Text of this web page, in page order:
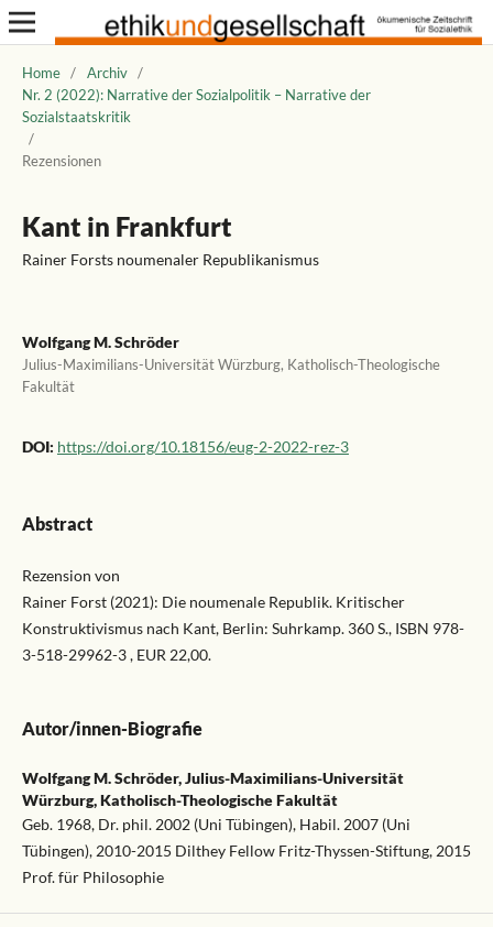
Home / Archiv /
Nr. 2 (2022): Narrative der Sozialpolitik – Narrative der
Sozialstaatskritik
/
Rezensionen
Kant in Frankfurt
Rainer Forsts noumenaler Republikanismus
Wolfgang M. Schröder
Julius-Maximilians-Universität Würzburg, Katholisch-Theologische
Fakultät
DOI: https://doi.org/10.18156/eug-2-2022-rez-3
Abstract
Rezension von
Rainer Forst (2021): Die noumenale Republik. Kritischer
Konstruktivismus nach Kant, Berlin: Suhrkamp. 360 S., ISBN 978-
3-518-29962-3, EUR 22,00.
Autor/innen-Biografie
Wolfgang M. Schröder,Julius-Maximilians-Universität
Würzburg, Katholisch-Theologische Fakultät
Geb. 1968, Dr. phil. 2002 (Uni Tübingen), Habil. 2007 (Uni
Tübingen), 2010-2015 Dilthey Fellow Fritz-Thyssen-Stiftung, 2015
Prof. für Philosophie